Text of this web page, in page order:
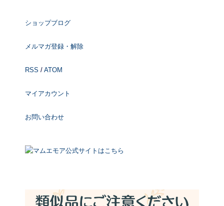
ショップブログ
メルマガ登録・解除
RSS / ATOM
マイアカウント
お問い合わせ
マムエモア公式サイトはこちら